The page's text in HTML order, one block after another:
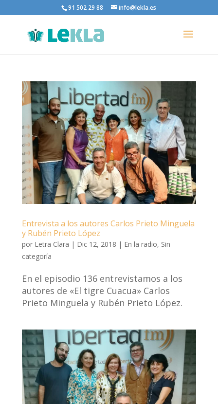
91 502 29 88 info@lekla.es
Entrevista a los autores Carlos Prieto Minguela
y Rubén Prieto López
por Letra Clara | Dic 12, 2018 | En la radio, Sin
categoría
En el episodio 136 entrevistamos a los
autores de «El tigre Cuacua» Carlos
Prieto Minguela y Rubén Prieto López.